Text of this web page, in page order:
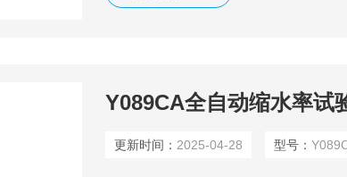
Y089CA全自动缩水率试
更新时间： 2025-04-28 型号：